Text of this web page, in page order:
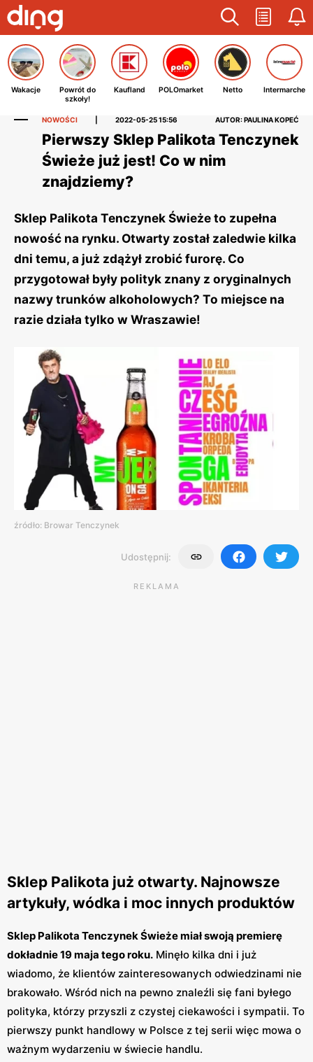
Wakacje
Powrót do
szkoły!
Kaufland POLOmarket Netto Intermarche
NOWOŚCI 2022-05-25 15:56 AUTOR: PAULINA KOPEĆ
Pierwszy Sklep Palikota Tenczynek
Świeże już jest! Co w nim
znajdziemy?
Sklep Palikota Tenczynek Świeże to zupełna
nowość na rynku. Otwarty został zaledwie kilka
dni temu, a już zdążył zrobić furorę. Co
przygotował były polityk znany z oryginalnych
nazwy trunków alkoholowych? To miejsce na
razie działa tylko w Wraszawie!
źródło: Browar Tenczynek
Udostępnij:
REKLAMA
Sklep Palikota już otwarty. Najnowsze
artykuły, wódka i moc innych produktów
Sklep Palikota Tenczynek Świeże miał swoją premierę
dokładnie 19 maja tego roku. Minęło kilka dni i już
wiadomo, że klientów zainteresowanych odwiedzinami nie
brakowało. Wśród nich na pewno znaleźli się fani byłego
polityka, którzy przyszli z czystej ciekawości i sympatii. To
pierwszy punkt handlowy w Polsce z tej serii więc mowa o
ważnym wydarzeniu w świecie handlu.